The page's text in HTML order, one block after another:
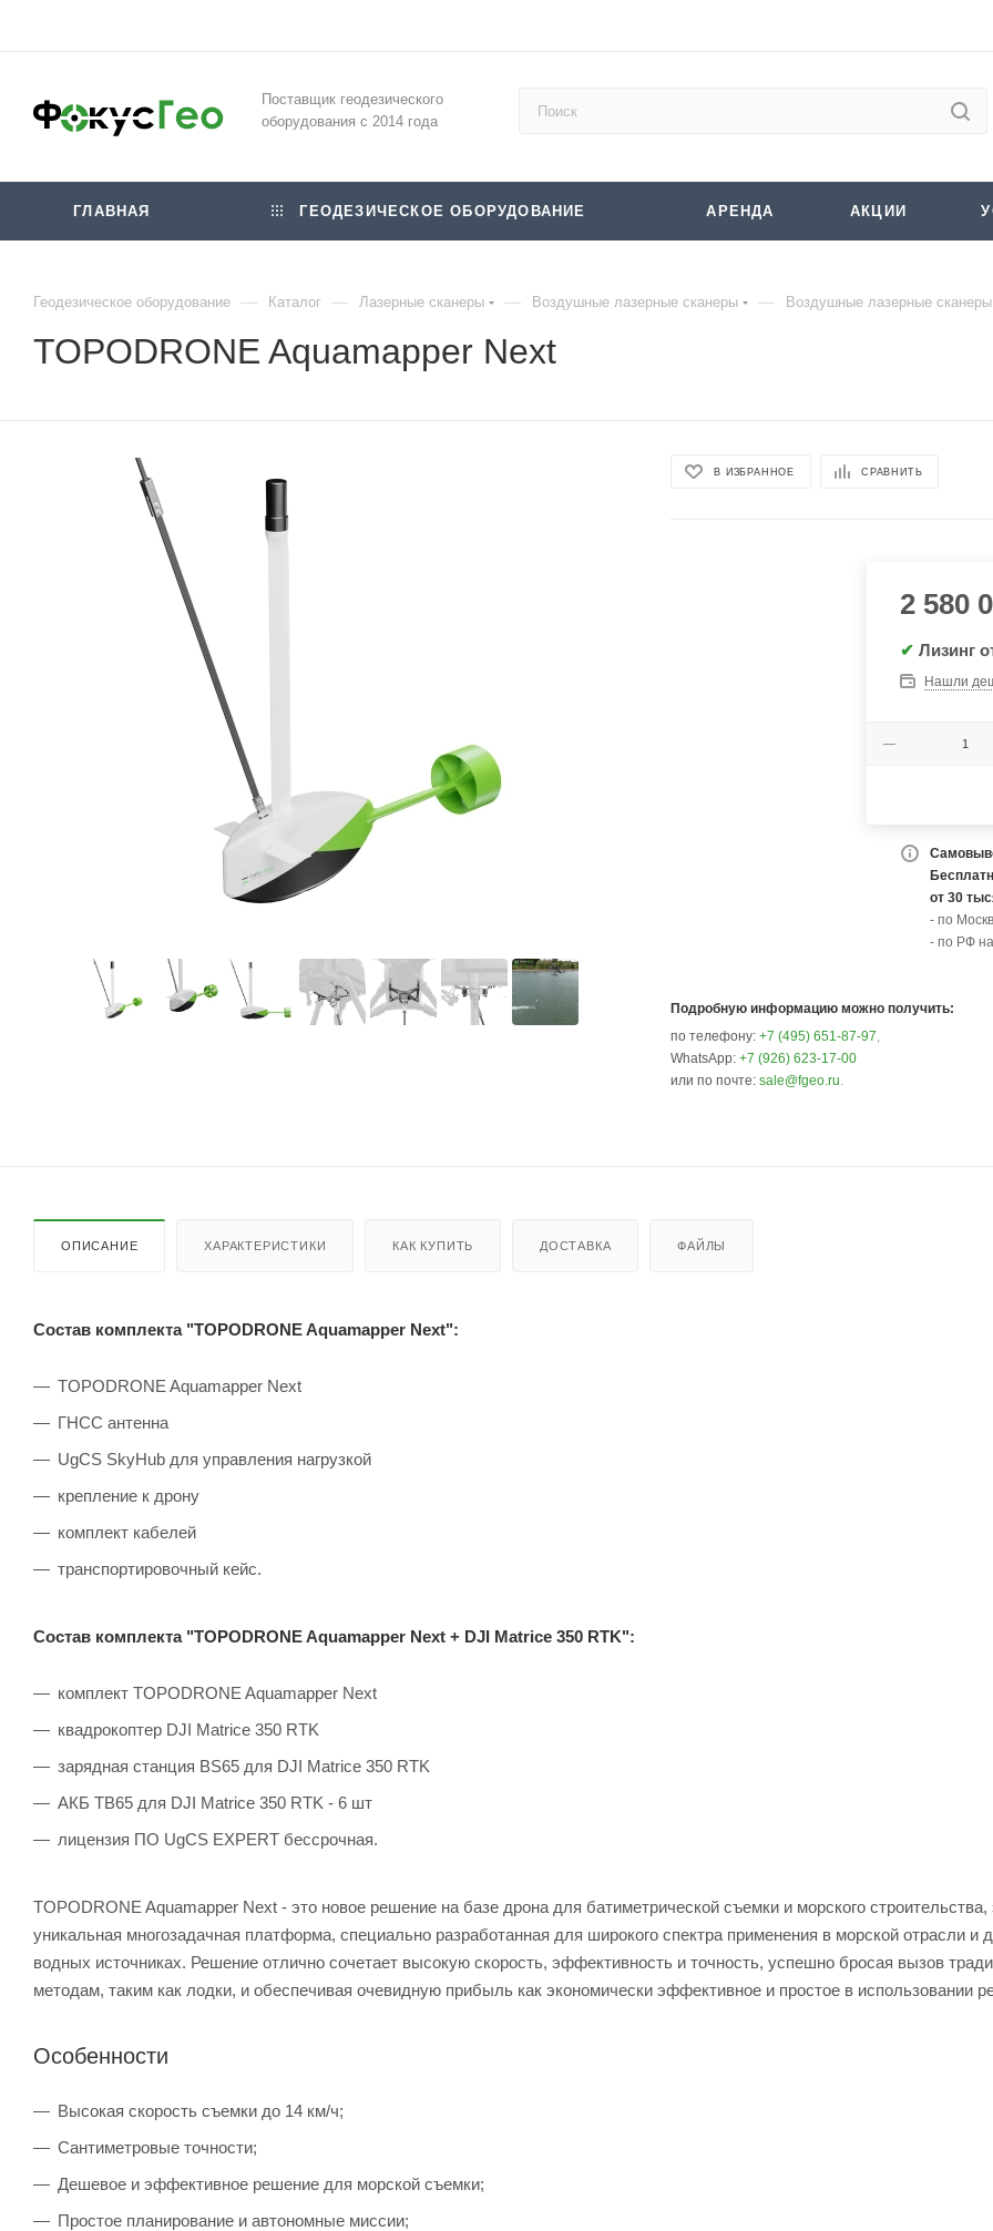
Поставщик геодезического
оборудования с 2014 года
ГЛАВНАЯ ГЕОДЕЗИЧЕСКОЕ ОБОРУДОВАНИЕ АРЕНДА АКЦИИ
Геодезическое оборудование — Каталог — Лазерные сканеры — Воздушные лазерные сканеры — Воздушные лазерные
TOPODRONE Aquamapper Next
В ИЗБРАННОЕ СРАВНИТЬ
2 580
✔ Лизинг
Нашли
от 30
- по
- по РФ
Подробную информацию можно получить:
по телефону:+7 (495) 651-87-97,
WhatsApp:+7 (926) 623-17-00
или по почте:sale@fgeo.ru.
ОПИСАНИЕ ХАРАКТЕРИСТИКИ КАК КУПИТЬ ДОСТАВКА ФАЙЛЫ
Состав комплекта "TOPODRONE Aquamapper Next":
TOPODRONE Aquamapper Next
ГНСС антенна
UgCS SkyHub для управления нагрузкой
крепление к дрону
комплект кабелей
транспортировочный кейс.
Состав комплекта "TOPODRONE Aquamapper Next + DJI Matrice 350 RTK":
комплект TOPODRONE Aquamapper Next
квадрокоптер DJI Matrice 350 RTK
зарядная станция BS65 для DJI Matrice 350 RTK
АКБ TB65 для DJI Matrice 350 RTK - 6 шт
лицензия ПО UgCS EXPERT бессрочная.
TOPODRONE Aquamapper Next - это новое решение на базе дрона для батиметрической съемки и морского строительства,
уникальная многозадачная платформа, специально разработанная для широкого спектра применения в морской отрасли и
водных источниках. Решение отлично сочетает высокую скорость, эффективность и точность, успешно бросая вызов
методам, таким как лодки, и обеспечивая очевидную прибыль как экономически эффективное и простое в использовании
Особенности
Высокая скорость съемки до 14 км/ч;
Сантиметровые точности;
Дешевое и эффективное решение для морской съемки;
Простое планирование и автономные миссии;